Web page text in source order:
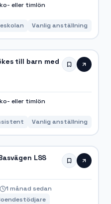
eller timlön
Vanlig anställning
till barn med
eller timlön
Vanlig anställning
LSS
1 månad sedan